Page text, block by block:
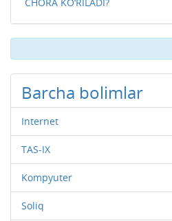
Barcha bolimlar
Internet
TAS-IX
Kompyuter
Soliq